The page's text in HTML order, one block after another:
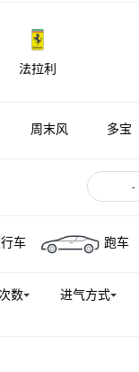
法拉利
周末风 多宝
-
车 跑车
数 进气方式